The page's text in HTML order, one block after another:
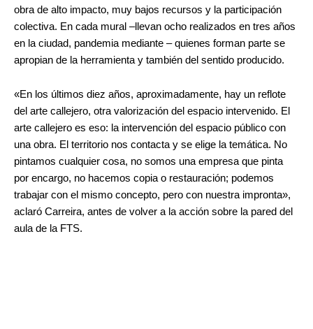
obra de alto impacto, muy bajos recursos y la participación
colectiva. En cada mural –llevan ocho realizados en tres años
en la ciudad, pandemia mediante – quienes forman parte se
apropian de la herramienta y también del sentido producido.
«En los últimos diez años, aproximadamente, hay un reflote
del arte callejero, otra valorización del espacio intervenido. El
arte callejero es eso: la intervención del espacio público con
una obra. El territorio nos contacta y se elige la temática. No
pintamos cualquier cosa, no somos una empresa que pinta
por encargo, no hacemos copia o restauración; podemos
trabajar con el mismo concepto, pero con nuestra impronta»,
aclaró Carreira, antes de volver a la acción sobre la pared del
aula de la FTS.